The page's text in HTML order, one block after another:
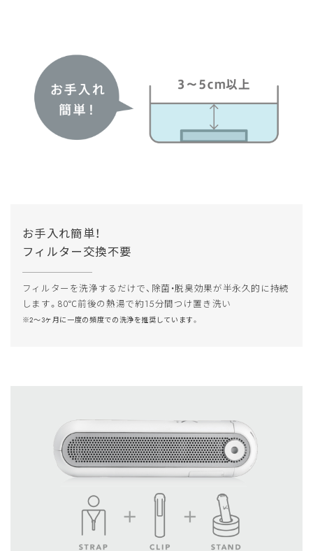
お手入れ簡単！
フィルター交換不要
フィルターを洗浄するだけで、除菌・脱臭効果が半永久的に持続
します。80℃前後の熱湯で約15分間つけ置き洗い
※2〜3ヶ月に一度の頻度での洗浄を推奨しています。